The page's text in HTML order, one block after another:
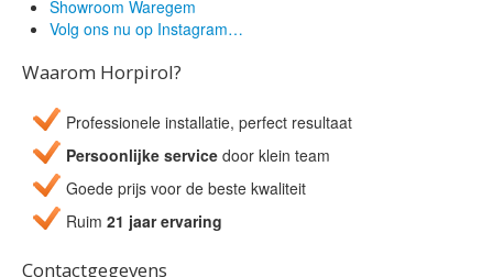
Showroom Waregem
Volg ons nu op Instagram…
Waarom Horpirol?
Professionele installatie, perfect resultaat
Persoonlijke service door klein team
Goede prijs voor de beste kwaliteit
Ruim 21 jaar ervaring
Contactgegevens